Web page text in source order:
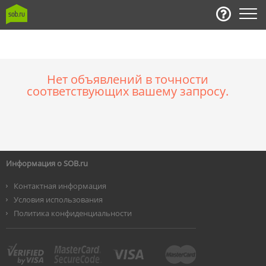
Нет объявлений в точности
соответствующих вашему запросу.
Информация о SOB.ru
Контактная информация
Условия использования
Политика конфиденциальности